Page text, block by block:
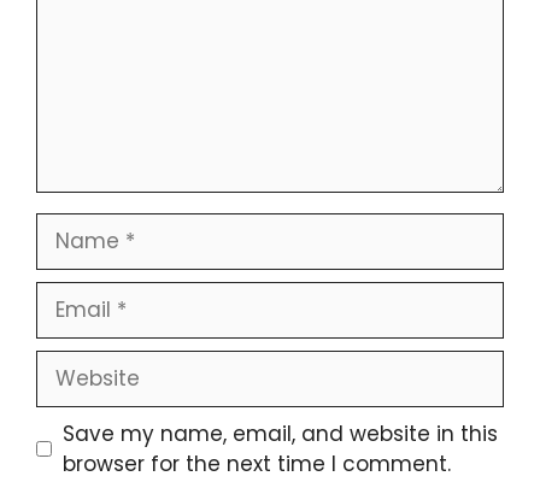
Save my name, email, and website in this
browser for the next time I comment.